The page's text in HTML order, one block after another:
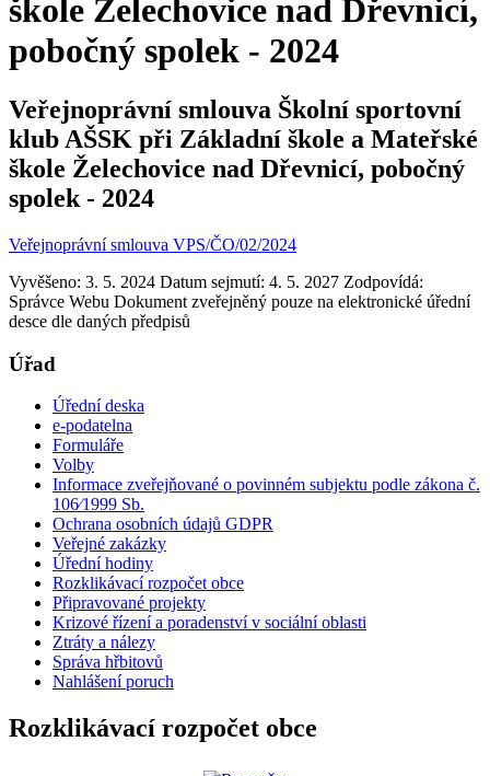
škole Želechovice nad Dřevnicí,
pobočný spolek - 2024
Veřejnoprávní smlouva Školní sportovní
klub AŠSK při Základní škole a Mateřské
škole Želechovice nad Dřevnicí, pobočný
spolek - 2024
Veřejnoprávní smlouva VPS/ČO/02/2024
Vyvěšeno: 3. 5. 2024 Datum sejmutí: 4. 5. 2027 Zodpovídá:
Správce Webu Dokument zveřejněný pouze na elektronické úřední
desce dle daných předpisů
Úřad
Úřední deska
e-podatelna
Formuláře
Volby
Informace zveřejňované o povinném subjektu podle zákona č.
106⁄1999 Sb.
Ochrana osobních údajů GDPR
Veřejné zakázky
Úřední hodiny
Rozklikávací rozpočet obce
Připravované projekty
Krizové řízení a poradenství v sociální oblasti
Ztráty a nálezy
Správa hřbitovů
Nahlášení poruch
Rozklikávací rozpočet obce